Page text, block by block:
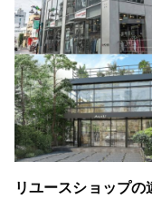
リユースショップ